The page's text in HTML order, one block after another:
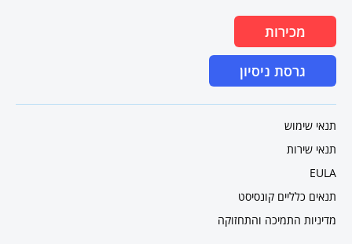
מכירות
גרסת ניסיון
תנאי שימוש
תנאי שירות
EULA
תנאים כלליים קונסיסט
מדיניות התמיכה והתחזוקה